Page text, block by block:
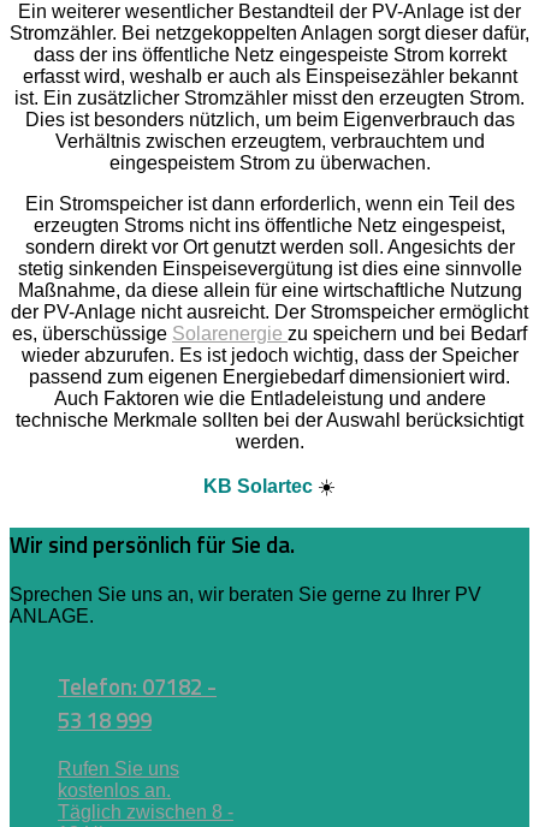
Ein weiterer wesentlicher Bestandteil der PV-Anlage ist der
Stromzähler. Bei netzgekoppelten Anlagen sorgt dieser dafür,
dass der ins öffentliche Netz eingespeiste Strom korrekt
erfasst wird, weshalb er auch als Einspeisezähler bekannt
ist. Ein zusätzlicher Stromzähler misst den erzeugten Strom.
Dies ist besonders nützlich, um beim Eigenverbrauch das
Verhältnis zwischen erzeugtem, verbrauchtem und
eingespeistem Strom zu überwachen.
Ein Stromspeicher ist dann erforderlich, wenn ein Teil des
erzeugten Stroms nicht ins öffentliche Netz eingespeist,
sondern direkt vor Ort genutzt werden soll. Angesichts der
stetig sinkenden Einspeisevergütung ist dies eine sinnvolle
Maßnahme, da diese allein für eine wirtschaftliche Nutzung
der PV-Anlage nicht ausreicht. Der Stromspeicher ermöglicht
es, überschüssige Solarenergie zu speichern und bei Bedarf
wieder abzurufen. Es ist jedoch wichtig, dass der Speicher
passend zum eigenen Energiebedarf dimensioniert wird.
Auch Faktoren wie die Entladeleistung und andere
technische Merkmale sollten bei der Auswahl berücksichtigt
werden.
KB Solartec ☀️
Wir sind persönlich für Sie da.
Sprechen Sie uns an, wir beraten Sie gerne zu Ihrer PV
ANLAGE.
Telefon: 07182 -
53 18 999
Rufen Sie uns
kostenlos an.
Täglich zwischen 8 -